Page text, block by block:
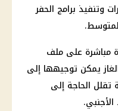
وتنفيذ برامج الحفر
مباشرة على ملف
يمكن توجيهها إلى
تقلل الحاجة إلى